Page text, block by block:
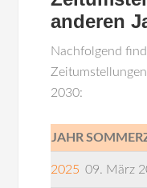
anderen
Nachfolgend
2030:
JAHR
2025 09. März